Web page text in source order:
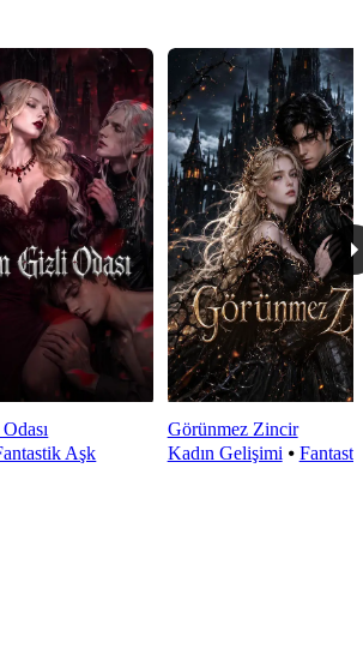
Aşk
Görünmez Zincir
Kadın Gelişimi ⦁